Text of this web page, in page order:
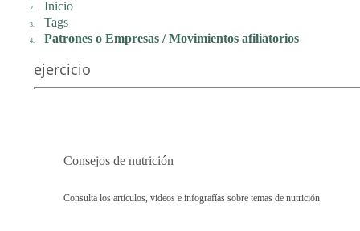
Inicio
Tags
Patrones o Empresas / Movimientos afiliatorios
ejercicio
Consejos de nutrición
Consulta los artículos, videos e infografías sobre temas de nutrición